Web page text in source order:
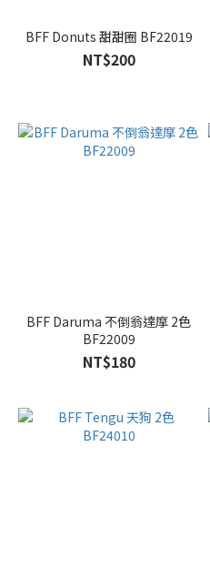
BFF Donuts 甜甜圈 BF22019
NT$200
BFF Daruma 不倒翁達摩 2色
BF22009
NT$180